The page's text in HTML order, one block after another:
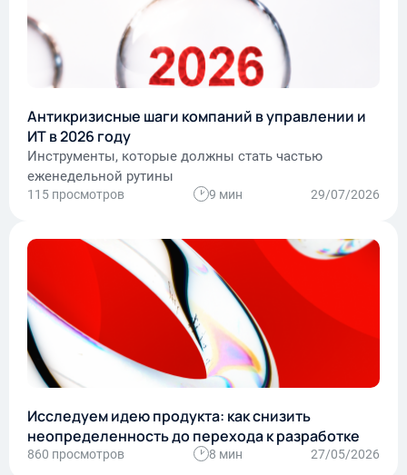
Антикризисные шаги компаний в управлении и
ИТ в 2026 году
Инструменты, которые должны стать частью
еженедельной рутины
115 просмотров 9 мин 29/07/2026
Исследуем идею продукта: как снизить
неопределенность до перехода к разработке
860 просмотров 8 мин 27/05/2026